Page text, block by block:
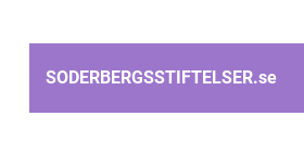
SODERBERGSSTIFTELSER.se